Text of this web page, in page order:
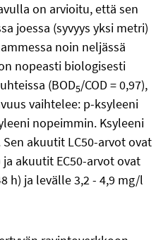
on arvioitu, että sen
joessa (syvyys yksi metri)
noin neljässä
nopeasti biologisesti
(BOD5/COD = 0,97),
vaihtelee: p-ksyleeni
nopeimmin. Ksyleeni
akuutit LC50-arvot ovat
akuutit EC50-arvot ovat
h) ja levälle 3,2 - 4,9 mg/l